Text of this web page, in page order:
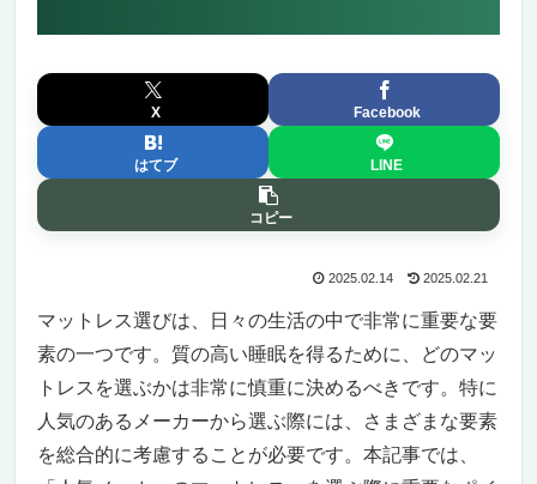
X Facebook
はてブ LINE
コピー
2025.02.14 2025.02.21
マットレス選びは、日々の生活の中で非常に重要な要
素の一つです。質の高い睡眠を得るために、どのマッ
トレスを選ぶかは非常に慎重に決めるべきです。特に
人気のあるメーカーから選ぶ際には、さまざまな要素
を総合的に考慮することが必要です。本記事では、